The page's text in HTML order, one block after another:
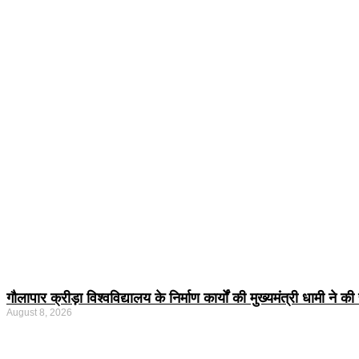
गौलापार क्रीड़ा विश्वविद्यालय के निर्माण कार्यों की मुख्यमंत्री धामी ने
August 8, 2026